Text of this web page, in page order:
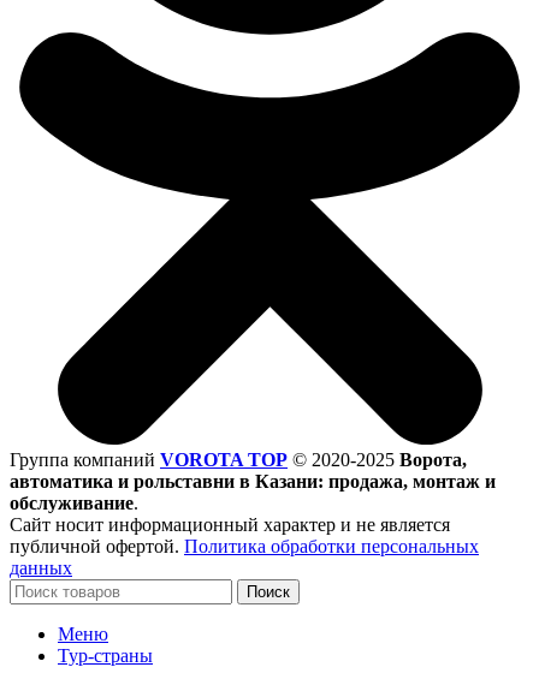
Группа компаний VOROTA TOP © 2020-2025 Ворота,
автоматика и рольставни в Казани: продажа, монтаж и
обслуживание.
Сайт носит информационный характер и не является
публичной офертой. Политика обработки персональных
данных
Поиск
Меню
Тур-страны